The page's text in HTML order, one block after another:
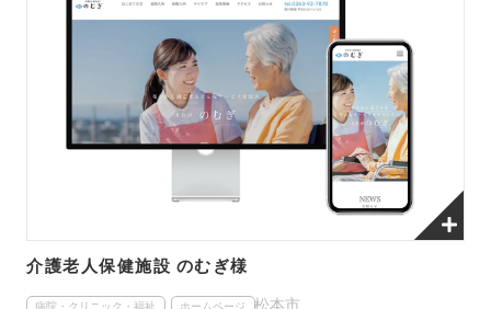
介護老人保健施設 のむぎ様
病院・クリニック・福祉 ホームページ 松本市